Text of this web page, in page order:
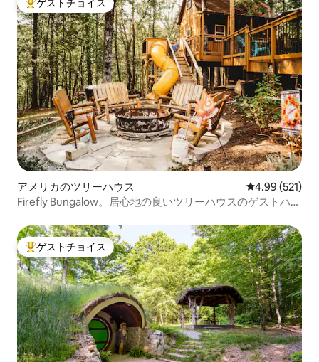
大好評のゲストチョイスです。
ゲストチョイス
アメリカのツリーハウス レビュー521
4.99 (521)
Firefly Bungalow。居心地の良いツリーハウスのゲストハウ
大好評のゲストチョイスです。
ゲストチョイス